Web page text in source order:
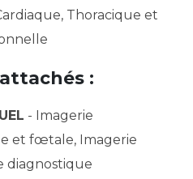
Thoracique et
:
- Imagerie
et fœtale, Imagerie
diagnostique